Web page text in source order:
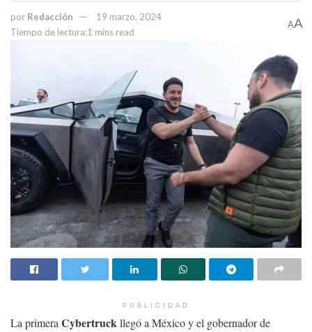
por Redacción
19 marzo, 2024
Tiempo de lectura:1 mins read
AA
PUBLICIDAD
La primera Cybertruckllegó a México y el gobernador de